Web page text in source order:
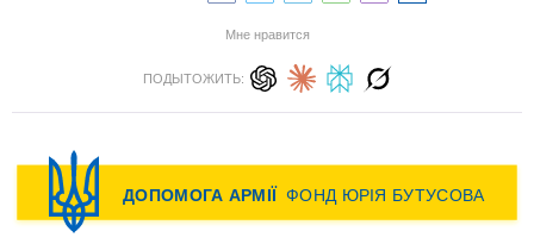
Мне нравится
ПОДЫТОЖИТЬ: